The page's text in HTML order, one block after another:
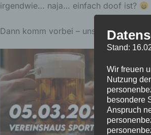
irgendwie… naja… einfach doof ist?
Dann komm vorbei – unser erster
Stand:
Wir freuen
Nutzung
besondere
Anspruch